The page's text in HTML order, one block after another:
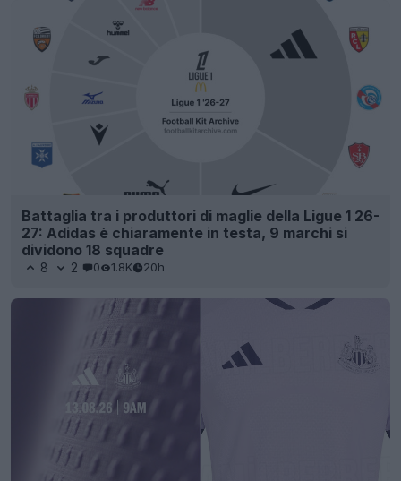
Battaglia tra i produttori di maglie della Ligue 1 26-
27: Adidas è chiaramente in testa, 9 marchi si
dividono 18 squadre
8 2 0 1.8K 20h